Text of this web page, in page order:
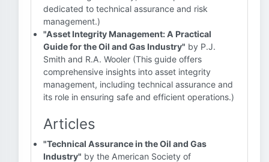
dedicated to technical assurance and risk
management.)
"Asset Integrity Management: A Practical
Guide for the Oil and Gas Industry" by P.J.
Smith and R.A. Wooler (This guide offers
comprehensive insights into asset integrity
management, including technical assurance and
its role in ensuring safe and efficient operations.)
Articles
"Technical Assurance in the Oil and Gas
Industry" by the American Society of